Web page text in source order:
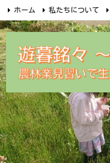
ホーム 私たちについて
無料メルマガ講座のご案内
遊暮銘々メルカリ 問合せ